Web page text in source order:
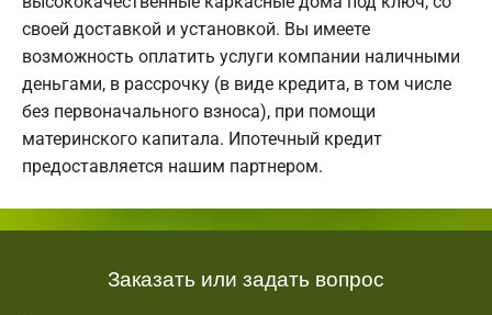
своей доставкой и установкой. Вы имеете
возможность оплатить услуги компании наличными
деньгами, в рассрочку (в виде кредита, в том числе
без первоначального взноса), при помощи
материнского капитала. Ипотечный кредит
предоставляется нашим партнером.
Заказать или задать вопрос